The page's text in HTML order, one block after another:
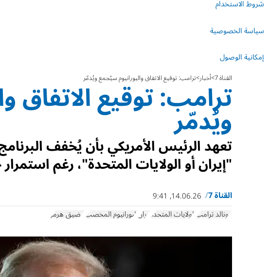
شروط الاستخدام
سياسة الخصوصية
إمكانية الوصول
القناة 7 أخبار ترامب: توقيع الاتفاق واليورانيوم سيُجمع ويُدمّر
ترامب: توقيع الاتفاق
ويُدمّر
تعهد الرئيس الأمريكي بأن يُخفف
"إيران أو الولايات المتحدة"، رغم
القناة 7
14.06.26, 9:41
دونالد ترامب الولايات المتحدة إيراناليورانيوم المخصب مضيق هرمز